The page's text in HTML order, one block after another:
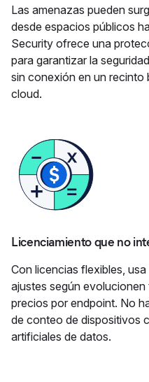
Las amenazas pueden
desde espacios públicos
Security ofrece una
para garantizar la
sin conexión en un
cloud.
Licenciamiento que no
Con licencias flexibles,
ajustes según
precios por endpoint. No
de conteo de dispositivos
artificiales de datos.